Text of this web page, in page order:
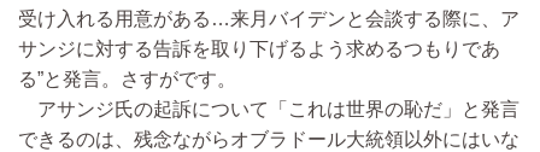
受け入れる用意がある…来月バイデンと会談する際に、ア
サンジに対する告訴を取り下げるよう求めるつもりであ
る”と発言。さすがです。
アサンジ氏の起訴について「これは世界の恥だ」と発言
できるのは、残念ながらオブラドール大統領以外にはいな